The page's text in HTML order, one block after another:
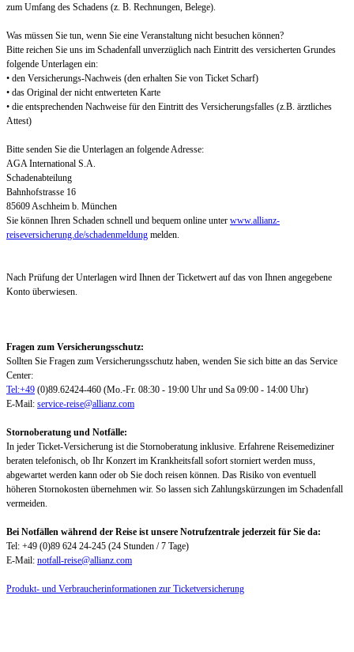
zum Umfang des Schadens (z. B. Rechnungen, Belege).
Was müssen Sie tun, wenn Sie eine Veranstaltung nicht besuchen können?
Bitte reichen Sie uns im Schadenfall unverzüglich nach Eintritt des versicherten Grundes
folgende Unterlagen ein:
• den Versicherungs-Nachweis (den erhalten Sie von Ticket Scharf)
• das Original der nicht entwerteten Karte
• die entsprechenden Nachweise für den Eintritt des Versicherungsfalles (z.B. ärztliches
Attest)
Bitte senden Sie die Unterlagen an folgende Adresse:
AGA International S.A.
Schadenabteilung
Bahnhofstrasse 16
85609 Aschheim b. München
Sie können Ihren Schaden schnell und bequem online unter www.allianz-
reiseversicherung.de/schadenmeldung melden.
Nach Prüfung der Unterlagen wird Ihnen der Ticketwert auf das von Ihnen angegebene
Konto überwiesen.
Fragen zum Versicherungsschutz:
Sollten Sie Fragen zum Versicherungsschutz haben, wenden Sie sich bitte an das Service
Center:
Tel:+49 (0)89.62424-460 (Mo.-Fr. 08:30 - 19:00 Uhr und Sa 09:00 - 14:00 Uhr)
E-Mail: service-reise@allianz.com
Stornoberatung und Notfälle:
In jeder Ticket-Versicherung ist die Stornoberatung inklusive. Erfahrene Reisemediziner
beraten telefonisch, ob Ihr Konzert im Krankheitsfall sofort storniert werden muss,
abgewartet werden kann oder ob Sie doch reisen können. Das Risiko von eventuell
höheren Stornokosten übernehmen wir. So lassen sich Zahlungskürzungen im Schadenfall
vermeiden.
Bei Notfällen während der Reise ist unsere Notrufzentrale jederzeit für Sie da:
Tel: +49 (0)89 624 24-245 (24 Stunden / 7 Tage)
E-Mail: notfall-reise@allianz.com
Produkt- und Verbraucherinformationen zur Ticketversicherung